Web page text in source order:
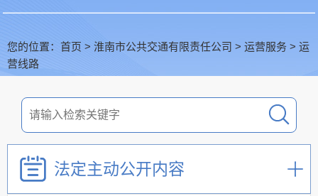
您的位置： 首页 > 淮南市公共交通有限责任公司 > 运营服务 > 运
营线路
法定主动公开内容